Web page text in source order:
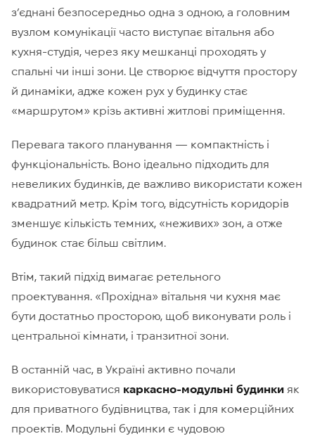
з’єднані безпосередньо одна з одною, а головним
вузлом комунікації часто виступає вітальня або
кухня-студія, через яку мешканці проходять у
спальні чи інші зони. Це створює відчуття простору
й динаміки, адже кожен рух у будинку стає
«маршрутом» крізь активні житлові приміщення.
Перевага такого планування — компактність і
функціональність. Воно ідеально підходить для
невеликих будинків, де важливо використати кожен
квадратний метр. Крім того, відсутність коридорів
зменшує кількість темних, «неживих» зон, а отже
будинок стає більш світлим.
Втім, такий підхід вимагає ретельного
проектування. «Прохідна» вітальня чи кухня має
бути достатньо просторою, щоб виконувати роль і
центральної кімнати, і транзитної зони.
В останній час, в Україні активно почали
використовуватися каркасно-модульні будинки як
для приватного будівництва, так і для комерційних
проектів. Модульні будинки є чудовою